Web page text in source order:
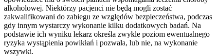
alkoholowej. Niektórzy pacjenci nie będą mogli zostać
zakwalifikowani do zabiegu ze względów bezpieczeństwa, podczas
gdy innym wystarczy wykonanie kilku dodatkowych badań. Na
podstawie ich wyniku lekarz określa zwykle poziom ewentualnego
ryzyka wystąpienia powikłań i pozwala, lub nie, na wykonanie
wszywki.